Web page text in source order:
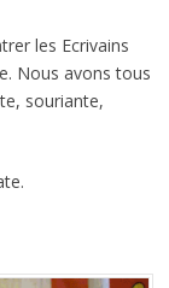
les Ecrivains
Nous avons tous
souriante,